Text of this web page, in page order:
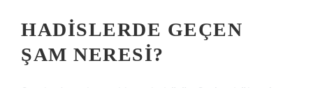
HADISLERDE GEÇEN
ŞAM NERESI?